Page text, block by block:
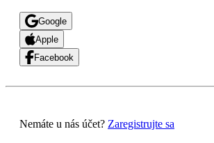
Google
Apple
Facebook
Nemáte u nás účet? Zaregistrujte sa